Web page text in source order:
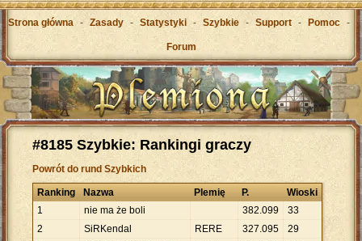
Strona główna - Zasady - Statystyki - Szybkie - Support - Pomoc -
Forum
#8185 Szybkie: Rankingi graczy
Powrót do rund Szybkich
Ranking Nazwa Plemię P.
Wioski
1
nie ma że boli 382.099
33
2
SiRKendal RERE 327.095
29